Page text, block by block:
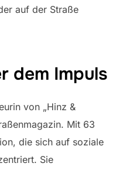
auf der Straße
dem Impuls
von „Hinz &
Mit 63
die sich auf soziale
Sie